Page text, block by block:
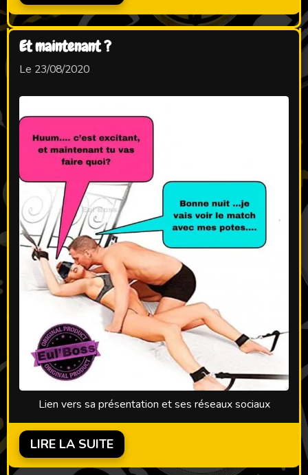
Et maintenant ?
Le 23/08/2020
Lien vers sa présentation et ses réseaux sociaux
LIRE LA SUITE